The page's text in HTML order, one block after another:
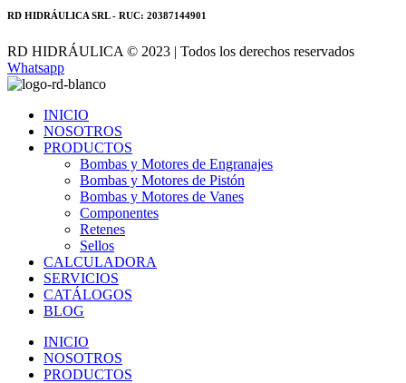
RD HIDRÁULICA SRL - RUC: 20387144901
RD HIDRÁULICA © 2023 | Todos los derechos reservados
Whatsapp
INICIO
NOSOTROS
PRODUCTOS
Bombas y Motores de Engranajes
Bombas y Motores de Pistón
Bombas y Motores de Vanes
Componentes
Retenes
Sellos
CALCULADORA
SERVICIOS
CATÁLOGOS
BLOG
INICIO
NOSOTROS
PRODUCTOS